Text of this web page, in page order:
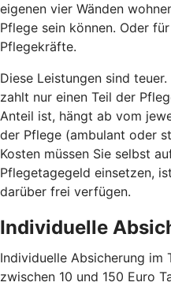
eigenen vier Wänden
Pflege sein können. Oder
Pflegekräfte.
Diese Leistungen sind
zahlt nur einen Teil der
Anteil ist, hängt ab vom
der Pflege (ambulant oder
Kosten müssen Sie selbst
Pflegetagegeld einsetzen,
darüber frei verfügen.
Individuelle
Individuelle Absicherung im
zwischen 10 und 150 Euro